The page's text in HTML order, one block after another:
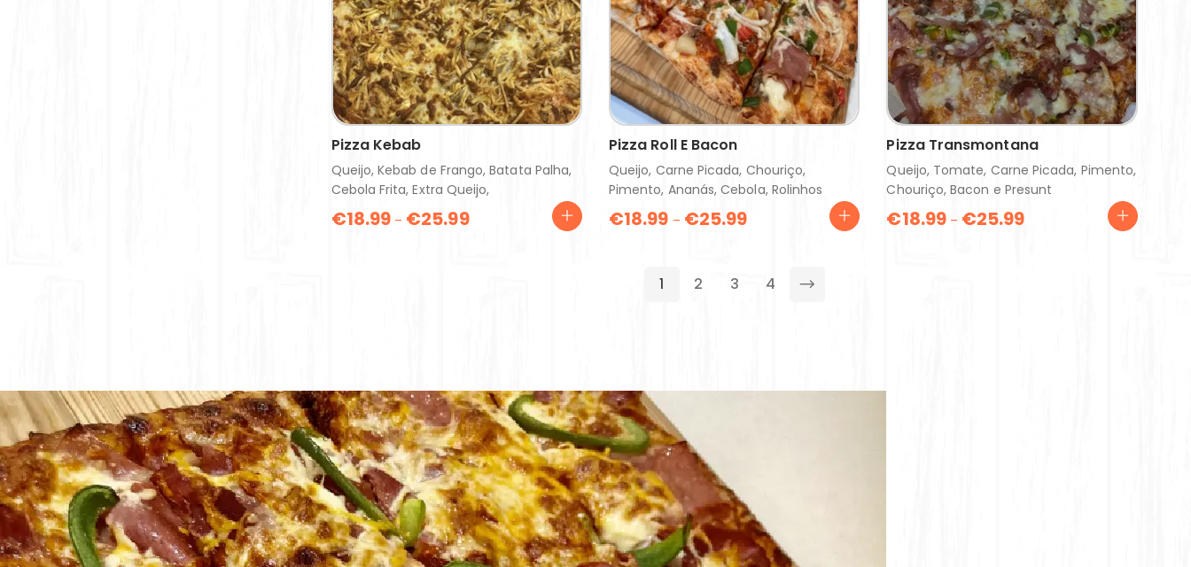
Pizza Kebab
Queijo, Kebab de Frango, Batata Palha,
Cebola Frita, Extra Queijo,
€18.99 – €25.99
Pizza Roll E Bacon
Queijo, Carne Picada, Chouriço,
Pimento, Ananás, Cebola, Rolinhos
€18.99 – €25.99
Pizza Transmontana
Queijo, Tomate, Carne Picada, Pimento,
Chouriço, Bacon e Presunt
€18.99 – €25.99
1 2 3 4